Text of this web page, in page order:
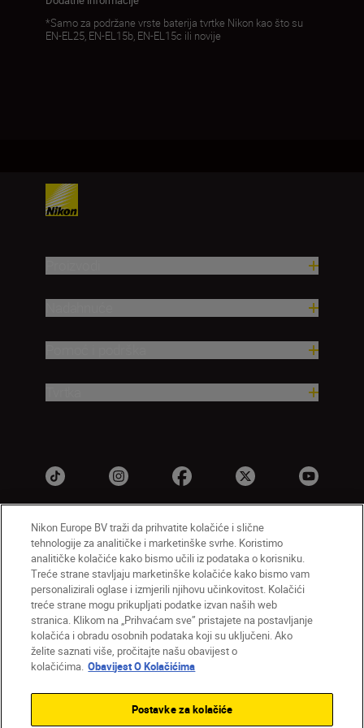
*Samo za podržane vrste baterija tvrtke Nikon kao što su
EN-EL25, EN-EL15b, EN-EL15c ili novije
HR Nikon Sites
Obratite nam se
Obavijest o zaštiti privatnosti
Uvjeti upotrebe
Obavijest o kolačićima
Postavke kolačića
© 2026 Nikon
Back to top
Nikon Europe BV traži da prihvatite kolačiće i slične
tehnologije za analitičke i marketinške svrhe. Koristimo
analitičke kolačiće kako bismo učili iz podataka o korisniku.
Treće strane stavljaju marketinške kolačiće kako bismo vam
personalizirali oglase i izmjerili njihovu učinkovitost. Kolačići
treće strane mogu prikupljati podatke izvan naših web
stranica. Klikom na „Prihvaćam sve” pristajete na postavljanje
kolačića i obradu osobnih podataka koji su uključeni. Ako
želite saznati više, pročitajte našu obavijest o
kolačićima. Obavijest O Kolačićima
Postavke za kolačiće